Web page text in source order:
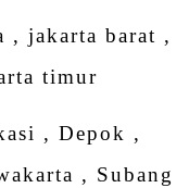
, jakarta barat ,
timur
, Depok ,
, Subang